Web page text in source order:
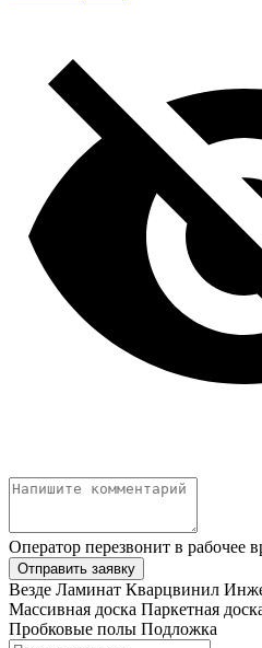
Оператор перезвонит в рабочее
Отправить заявку
Везде Ламинат Кварцвинил
Массивная доска Паркетная
Пробковые полы Подложка